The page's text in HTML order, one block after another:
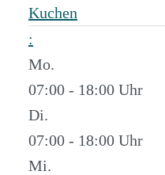
Kuchen
:
Mo.
07:00 - 18:00
Di.
07:00 - 18:00
Mi.